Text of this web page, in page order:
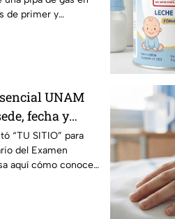
de primer y
UNAM
fecha y
“TU SITIO” para
del Examen
aquí cómo conocer